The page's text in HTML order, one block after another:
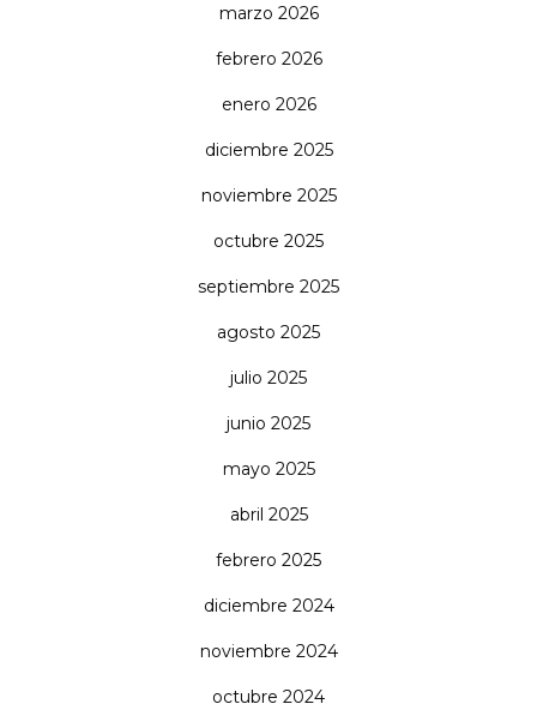
marzo 2026
febrero 2026
enero 2026
diciembre 2025
noviembre 2025
octubre 2025
septiembre 2025
agosto 2025
julio 2025
junio 2025
mayo 2025
abril 2025
febrero 2025
diciembre 2024
noviembre 2024
octubre 2024